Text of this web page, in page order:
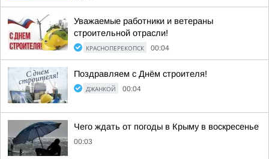
Уважаемые работники и ветераны
строительной отрасли!
КРАСНОПЕРЕКОПСК 00:04
Поздравляем с Днём строителя!
ДЖАНКОЙ 00:04
Чего ждать от погоды в Крыму в воскресенье
00:03